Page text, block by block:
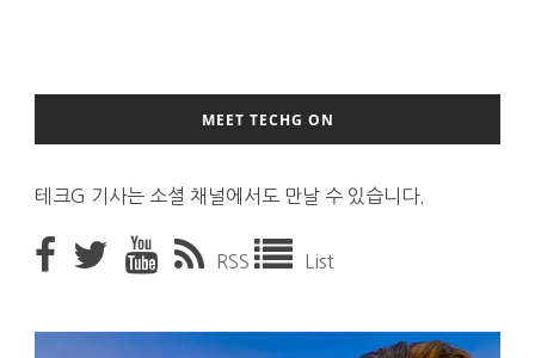
MEET TECHG ON
테크G 기사는 소셜 채널에서도 만날 수 있습니다.
RSS List